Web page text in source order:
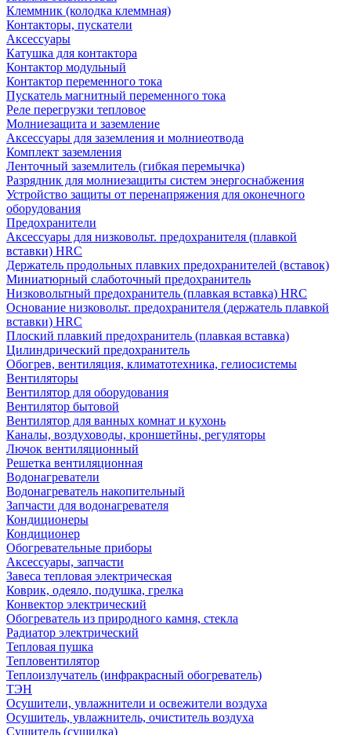
Клеммник (колодка клеммная)
Контакторы, пускатели
Аксессуары
Катушка для контактора
Контактор модульный
Контактор переменного тока
Пускатель магнитный переменного тока
Реле перегрузки тепловое
Молниезащита и заземление
Аксессуары для заземления и молниеотвода
Комплект заземления
Ленточный заземлитель (гибкая перемычка)
Разрядник для молниезащиты систем энергоснабжения
Устройство защиты от перенапряжения для оконечного
оборудования
Предохранители
Аксессуары для низковольт. предохранителя (плавкой
вставки) HRC
Держатель продольных плавких предохранителей (вставок)
Миниатюрный слаботочный предохранитель
Низковольтный предохранитель (плавкая вставка) HRC
Основание низковольт. предохранителя (держатель плавкой
вставки) HRC
Плоский плавкий предохранитель (плавкая вставка)
Цилиндрический предохранитель
Обогрев, вентиляция, климатотехника, гелиосистемы
Вентиляторы
Вентилятор для оборудования
Вентилятор бытовой
Вентилятор для ванных комнат и кухонь
Каналы, воздуховоды, кроншетйны, регуляторы
Лючок вентиляционный
Решетка вентиляционная
Водонагреватели
Водонагреватель накопительный
Запчасти для водонагревателя
Кондиционеры
Кондиционер
Обогревательные приборы
Аксессуары, запчасти
Завеса тепловая электрическая
Коврик, одеяло, подушка, грелка
Конвектор электрический
Обогреватель из природного камня, стекла
Радиатор электрический
Тепловая пушка
Тепловентилятор
Теплоизлучатель (инфракрасный обогреватель)
ТЭН
Осушители, увлажнители и освежители воздуха
Осушитель, увлажнитель, очиститель воздуха
Сушитель (сушилка)